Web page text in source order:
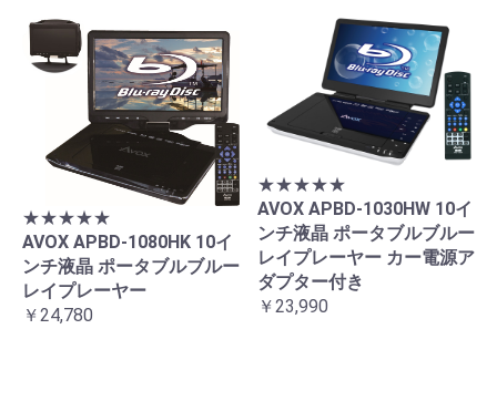
★★★★★
AVOX APBD-1080HK 10イ
ンチ液晶 ポータブルブルー
レイプレーヤー
￥24,780
★★★★★
AVOX APBD-1030HW 10イ
ンチ液晶 ポータブルブルー
レイプレーヤー カー電源ア
ダプター付き
￥23,990